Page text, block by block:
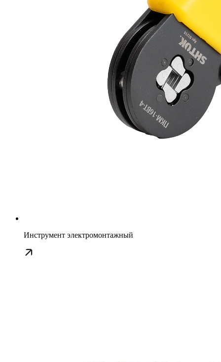
Инструмент электромонтажный